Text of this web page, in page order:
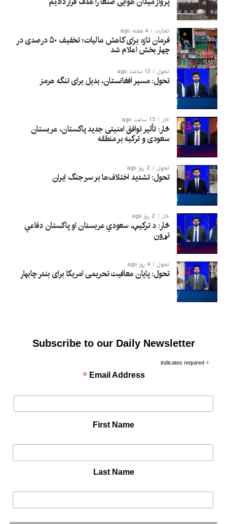
تجارت 4 هفته ago
فرمان تازه برای کاهش مالیات؛ تخفیف ۵۰ درصدی در
چهار بخش اعلام شد
تحول 13 ساعت ago
تحول: مسیر افغانستان، بدیل برای تنگه هرمز
څار 15 ساعت ago
څار: تأثیر توافق امنیتی جدید پاکستان، عربستان
سعودی و ترکیه بر منطقه
تحول 2 روز ago
تحول: تشدید اختلاف‌ها بر سر جنگ ایران
څار 2 روز ago
څار: د ترکیې، سعودي عربستان او پاکستان دفاعي
تړون
تحول 4 روز ago
تحول: پایان معافیت تحریمی امریکا برای بندر چابهار
Subscribe to our Daily Newsletter
*
indicates required
Email Address
*
First Name
Last Name